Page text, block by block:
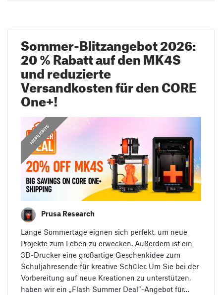
Sommer-Blitzangebot 2026:
20 % Rabatt auf den MK4S
und reduzierte
Versandkosten für den CORE
One+!
HIGHLIGHTS
Prusa Research
Lange Sommertage eignen sich perfekt, um neue
Projekte zum Leben zu erwecken. Außerdem ist ein
3D-Drucker eine großartige Geschenkidee zum
Schuljahresende für kreative Schüler. Um Sie bei der
Vorbereitung auf neue Kreationen zu unterstützen,
haben wir ein „Flash Summer Deal“-Angebot für…